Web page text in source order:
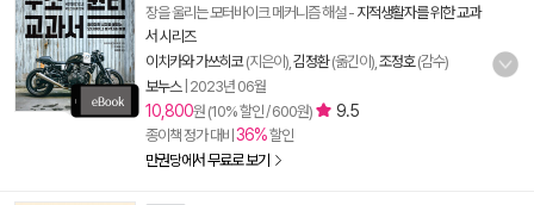
장을 울리는 모터바이크 메커니즘 해설- 지적생활자를 위한 교과
서 시리즈
이치카와 가쓰히코(지은이), 김정환(옮긴이), 조정호(감수)
보누스| 2023년 06월
10,800원 (10% 할인 / 600원) 9.5
종이책 정가 대비 36%할인
만권당에서 무료로 보기